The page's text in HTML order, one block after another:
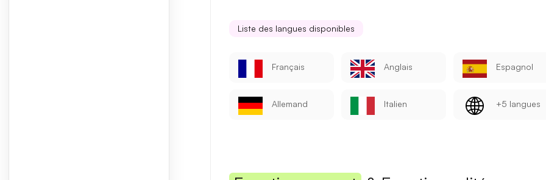
Adresse mail
Liste des langues disponibles
Français Anglais Espagnol
Allemand Italien +5 langues